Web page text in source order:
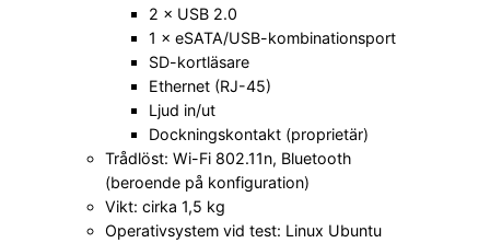
2 × USB 2.0
1 × eSATA/USB-kombinationsport
SD-kortläsare
Ethernet (RJ-45)
Ljud in/ut
Dockningskontakt (proprietär)
Trådlöst: Wi-Fi 802.11n, Bluetooth
(beroende på konfiguration)
Vikt: cirka 1,5 kg
Operativsystem vid test: Linux Ubuntu